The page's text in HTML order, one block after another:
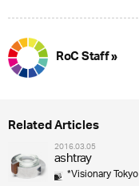
RoC Staff »
Related Articles
2016.03.05
ashtray
*Visionary Tokyo